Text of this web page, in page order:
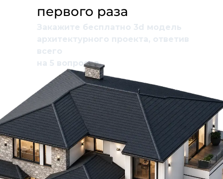
первого раза
Закажите бесплатно 3d модель
архитектурного проекта, ответив
всего
на 5 вопросов